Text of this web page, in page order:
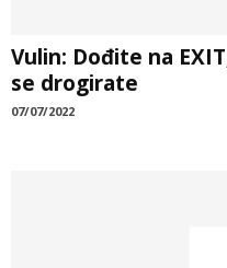
Vulin: Dođite na
se drogirate
07/07/2022